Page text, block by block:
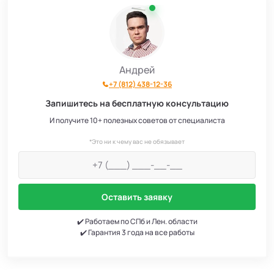
Андрей
+7 (812) 438-12-36
Запишитесь на бесплатную консультацию
И получите 10+ полезных советов от специалиста
*Это ни к чему вас не обязывает
Оставить заявку
✔️ Работаем по СПб и Лен. области
✔️ Гарантия 3 года на все работы